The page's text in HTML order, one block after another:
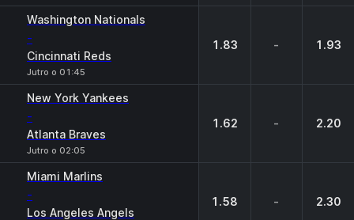
Washington Nationals
-
Cincinnati Reds
Jutro o 01:45
1.83 - 1.93
New York Yankees
-
Atlanta Braves
Jutro o 02:05
1.62 - 2.20
Miami Marlins
-
Los Angeles Angels
1.58 - 2.30